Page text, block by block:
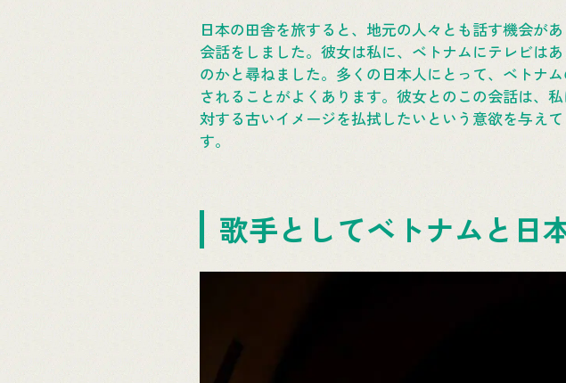
日本の田舎を旅すると、地元の人々とも話す機会が
会話をしました。彼女は私に、ベトナムにテレビは
のかと尋ねました。多くの日本人にとって、ベトナ
されることがよくあります。彼女とのこの会話は、
対する古いイメージを払拭したいという意欲を与え
す。
歌手としてベトナムと日